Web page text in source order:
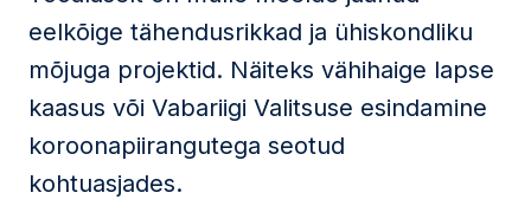
eelkõige tähendusrikkad ja ühiskondliku
mõjuga projektid. Näiteks vähihaige lapse
kaasus või Vabariigi Valitsuse esindamine
koroonapiirangutega seotud
kohtuasjades.